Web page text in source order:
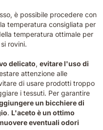
è possibile procedere con
temperatura consigliata per
temperatura ottimale per
rovini.
delicato, evitare l'uso di
attenzione alle
di usare prodotti troppo
i tessuti. Per garantire
un bicchiere di
. L'aceto è un ottimo
eventuali odori